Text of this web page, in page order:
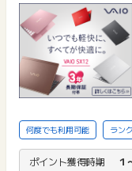
何度でも利用可能 ラン
ポイント獲得時期
１